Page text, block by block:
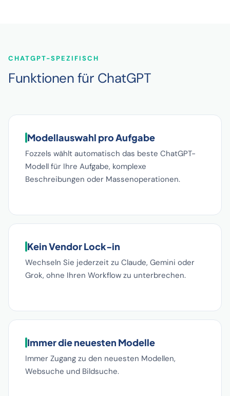
CHATGPT-SPEZIFISCH
Funktionen für ChatGPT
Modellauswahl pro Aufgabe
Fozzels wählt automatisch das beste ChatGPT-
Modell für Ihre Aufgabe, komplexe
Beschreibungen oder Massenoperationen.
Kein Vendor Lock-in
Wechseln Sie jederzeit zu Claude, Gemini oder
Grok, ohne Ihren Workflow zu unterbrechen.
Immer die neuesten Modelle
Immer Zugang zu den neuesten Modellen,
Websuche und Bildsuche.